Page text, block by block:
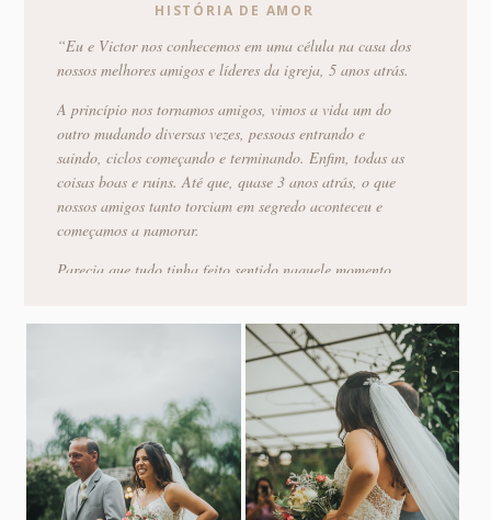
HISTÓRIA DE AMOR
“Eu e Victor nos conhecemos em uma célula na casa dos
nossos melhores amigos e líderes da igreja, 5 anos atrás.
A princípio nos tornamos amigos, vimos a vida um do
outro mudando diversas vezes, pessoas entrando e
saindo, ciclos começando e terminando. Enfim, todas as
coisas boas e ruins. Até que, quase 3 anos atrás, o que
nossos amigos tanto torciam em segredo aconteceu e
começamos a namorar.
Parecia que tudo tinha feito sentido naquele momento,
em todas as áreas da vida! Deus nos moldou e nos
CASAMENTO
“E que dia! O casamento foi tão incrível que parece que
nem foi verdade!
Me arrumei com minha mãe e três madrinhas em uma